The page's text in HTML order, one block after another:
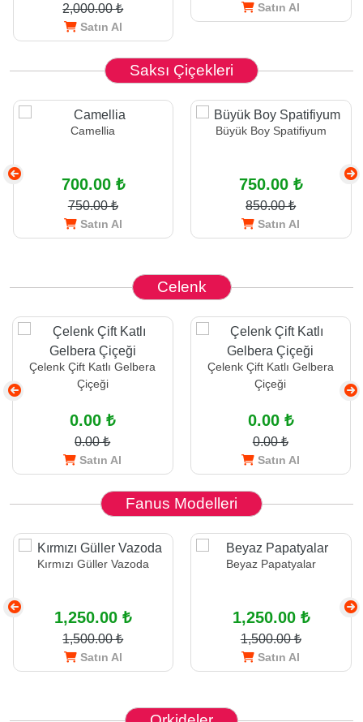
2,000.00 ₺
Satın Al
Satın Al
Saksı Çiçekleri
Camellia
700.00 ₺
750.00 ₺
Satın Al
Büyük Boy Spatifiyum
750.00 ₺
850.00 ₺
Satın Al
Celenk
Çelenk Çift Katlı Gelbera
Çiçeği
0.00 ₺
0.00 ₺
Satın Al
Çelenk Çift Katlı Gelbera
Çiçeği
0.00 ₺
0.00 ₺
Satın Al
Fanus Modelleri
Kırmızı Güller Vazoda
1,250.00 ₺
1,500.00 ₺
Satın Al
Beyaz Papatyalar
1,250.00 ₺
1,500.00 ₺
Satın Al